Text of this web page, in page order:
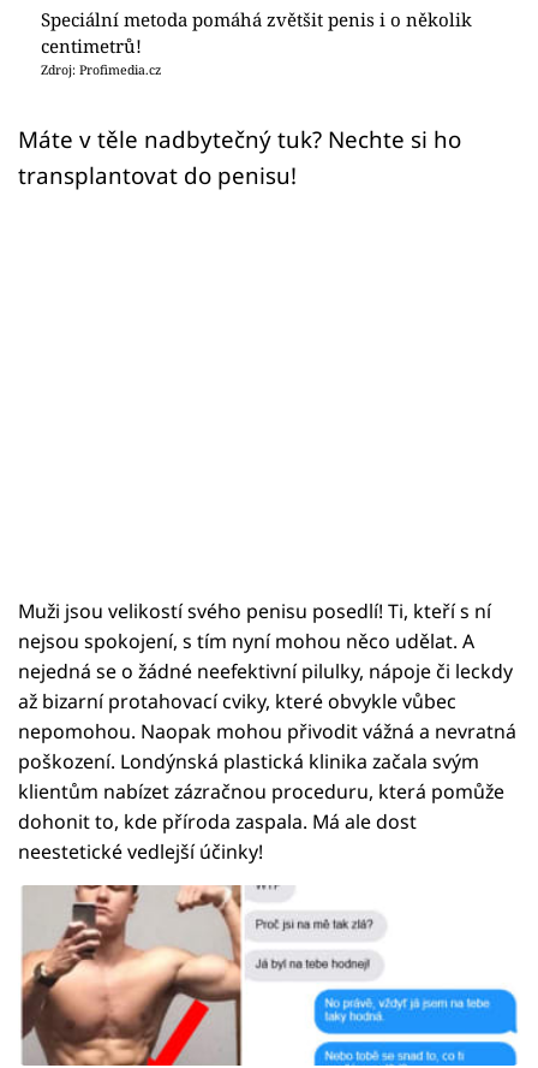
Přihlášení
Speciální metoda pomáhá zvětšit penis i o několik
centimetrů!
Zdroj: Profimedia.cz
Máte v těle nadbytečný tuk? Nechte si ho
transplantovat do penisu!
Muži jsou velikostí svého penisu posedlí! Ti, kteří s ní
nejsou spokojení, s tím nyní mohou něco udělat. A
nejedná se o žádné neefektivní pilulky, nápoje či leckdy
až bizarní protahovací cviky, které obvykle vůbec
nepomohou. Naopak mohou přivodit vážná a nevratná
poškození. Londýnská plastická klinika začala svým
klientům nabízet zázračnou proceduru, která pomůže
dohonit to, kde příroda zaspala. Má ale dost
neestetické vedlejší účinky!